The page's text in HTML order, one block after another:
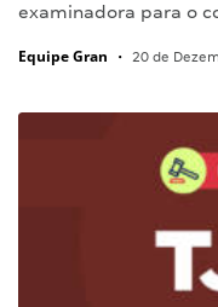
examinadora para o
Equipe Gran • 20 de